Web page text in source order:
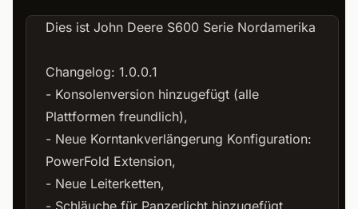
Dies ist John Deere S600 Serie Nordamerika
Changelog: 1.0.0.1
- Konsolenversion hinzugefügt (alle
Plattformen freundlich),
- Neue Korntankverlängerung Konfiguration:
PowerFold Extension,
- Neue Leiterketten,